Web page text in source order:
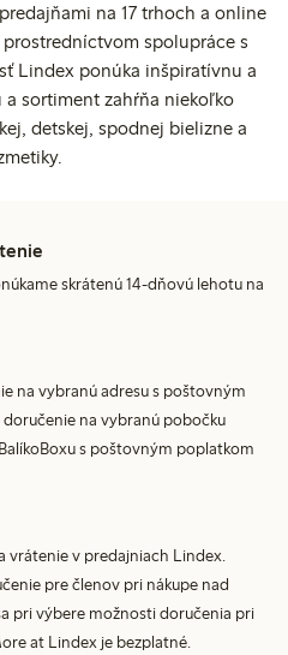
na 17 trhoch a online
spolupráce s
Lindex ponúka inšpiratívnu a
sortiment zahŕňa niekoľko
detskej, spodnej bielizne a
skrátenú 14-dňovú lehotu na
na vybranú adresu s poštovným
na vybranú pobočku
s poštovným poplatkom
vrátenie v predajniach Lindex.
pre členov pri nákupe nad
pri výbere možnosti doručenia pri
at Lindex je bezplatné.